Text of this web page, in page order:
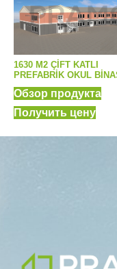
1630 M2 ÇİFT KATLI
PREFABRİK OKUL
Обзор продукта
Получить цену